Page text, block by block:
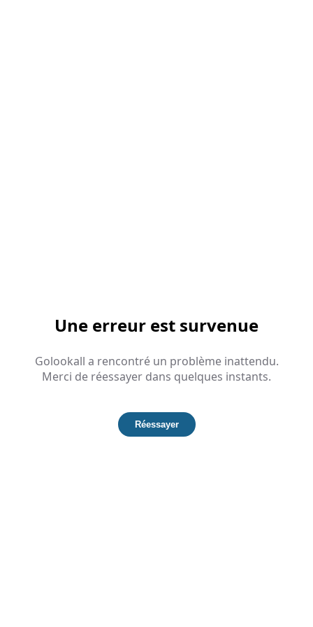
Une erreur est survenue
Golookall a rencontré un problème inattendu.
Merci de réessayer dans quelques instants.
Réessayer